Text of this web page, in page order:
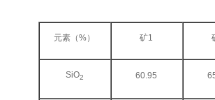
元素（%） 矿1
SiO2 60.95